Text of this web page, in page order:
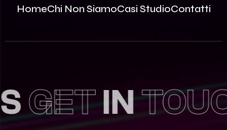
HomeChi Non SiamoCasi StudioContatti
IN